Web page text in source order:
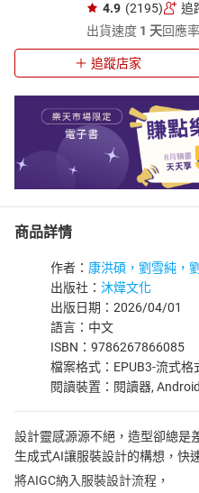
4.9 (2195) 追
出貨速度 1 天回應率
追蹤店家
商品詳情
作者： 康洪碩，劉雪純，
出版社： 沐燁文化
出版日期：2026/04/01
語言：中文
ISBN：9786267866085
檔案格式：EPUB3-流式格
閱讀裝置：閱讀器,
設計靈感源源不絕，造型卻總是
生成式AI讓服裝設計的構想，快
將AIGC納入服裝設計流程，